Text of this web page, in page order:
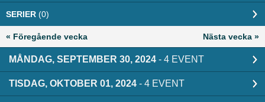
SERIER (0)
« Föregående vecka Nästa vecka »
MÅNDAG, SEPTEMBER 30, 2024 - 4 EVENT
TISDAG, OKTOBER 01, 2024 - 4 EVENT